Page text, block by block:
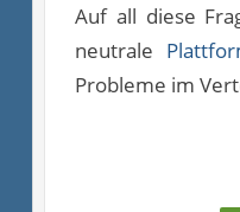
Auf all diese
neutrale
Probleme im